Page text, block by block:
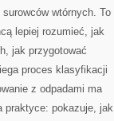
wtórnych. To
lepiej rozumieć, jak
jak przygotować
proces klasyfikacji
z odpadami ma
praktyce: pokazuje, jak